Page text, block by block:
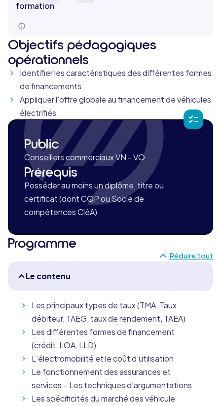
formation
Objectifs pédagogiques
opérationnels
Identifier les caractéristiques des différentes formes
de financements
Appliquer l'offre globale au financement de véhicules
électrifiés
Public
Conseillers commerciaux VN - VO
Prérequis
Posséder au moins un diplôme, titre ou
certificat (dont CQP ou Socle de
compétences CléA)
Programme
Réduire tout
Le contenu
Les principaux types de taux (TMA, Taux
débiteur, TAEG, taux de rendement, TAEA)
Les différentes formes de financement
(crédit, LOA, LLD)
L’électromobilité et le coût d’utilisation
Le fonctionnement des assurances et
services – Les techniques d’argumentations
Les spécificités du marché des véhicule